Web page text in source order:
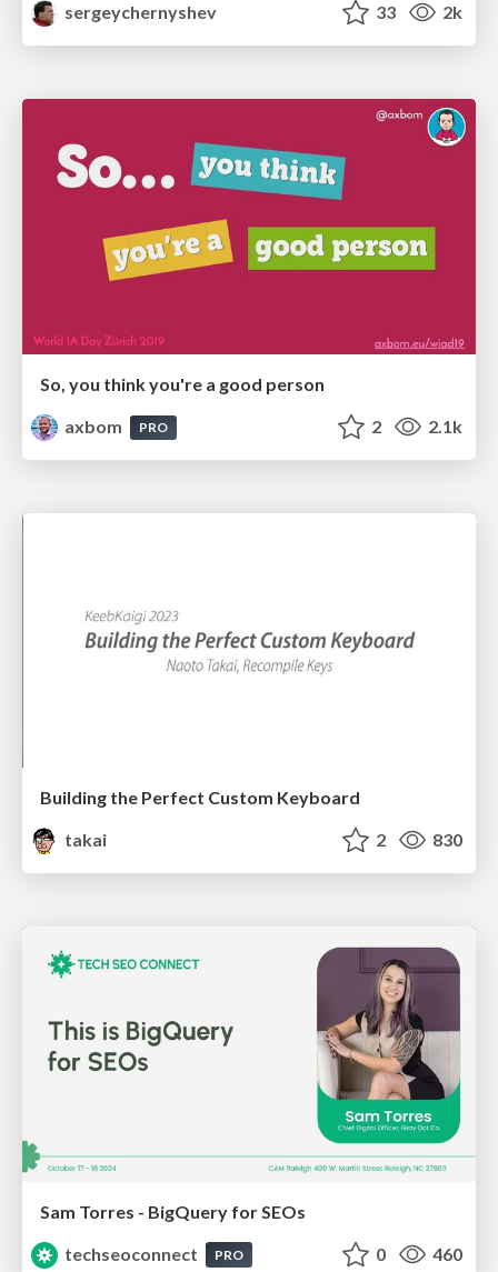
sergeychernyshev
33 2k
So, you think you're a good person
axbom
PRO 2 2.1k
Building the Perfect Custom Keyboard
takai
2 830
Sam Torres - BigQuery for SEOs
techseoconnect
PRO 0 460